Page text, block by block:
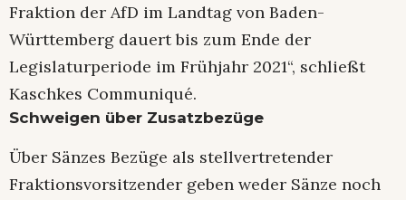
Fraktion der AfD im Landtag von Baden-
Württemberg dauert bis zum Ende der
Legislaturperiode im Frühjahr 2021“, schließt
Kaschkes Communiqué.
Schweigen über Zusatzbezüge
Über Sänzes Bezüge als stellvertretender
Fraktionsvorsitzender geben weder Sänze noch